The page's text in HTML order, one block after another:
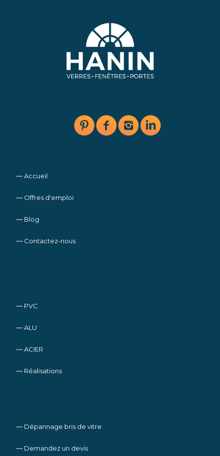
― Accueil
― Offres d'emploi
― Blog
― Contactez-nous
― PVC
― ALU
― ACIER
― Réalisations
― Dépannage bris de vitre
― Demandez un devis